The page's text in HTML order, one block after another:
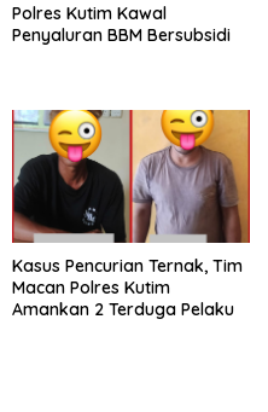
Polres Kutim Kawal
Penyaluran BBM Bersubsidi
Kasus Pencurian Ternak, Tim
Macan Polres Kutim
Amankan 2 Terduga Pelaku